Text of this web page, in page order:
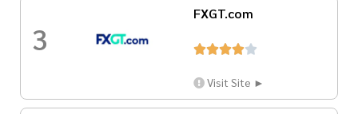
3
FXGT.com

Visit Site ►